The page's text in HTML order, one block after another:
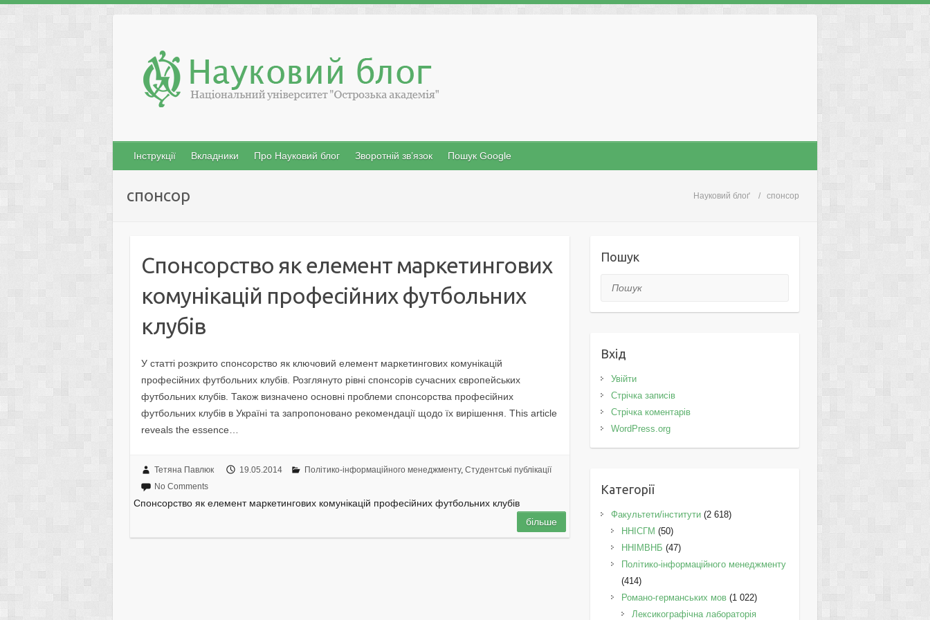
content
Інструкції Вкладники Про Науковий блог Зворотній зв’язок Пошук Google
Науковий блоґ спонсор
спонсор
Спонсорство як елемент маркетингових
комунікацій професійних футбольних
клубів
У статті розкрито спонсорство як ключовий елемент маркетингових комунікацій
професійних футбольних клубів. Розглянуто рівні спонсорів сучасних європейських
футбольних клубів. Також визначено основні проблеми спонсорства професійних
футбольних клубів в Україні та запропоновано рекомендації щодо їх вирішення. This article
reveals the essence…
Тетяна Павлюк 19.05.2014 Політико-інформаційного менеджменту, Студентські публікації
No Comments
Спонсорство як елемент маркетингових комунікацій професійних футбольних клубів
більше
Пошук
Пошук
Вхід
Увійти
Стрічка записів
Стрічка коментарів
WordPress.org
Категорії
Факультети/інститути(2 618)
ННІСГМ (50)
ННІМВНБ (47)
Політико-інформаційного менеджменту
(414)
Романо-германських мов(1 022)
Лексикографічна лабораторія